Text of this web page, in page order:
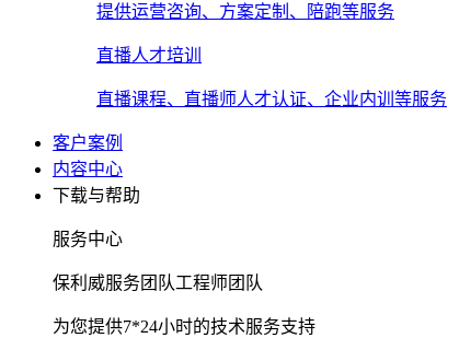
提供运营咨询、方案定制、陪跑等服务
直播人才培训
直播课程、直播师人才认证、企业内训等服务
客户案例
内容中心
下载与帮助
服务中心
保利威服务团队工程师团队
为您提供7*24小时的技术服务支持